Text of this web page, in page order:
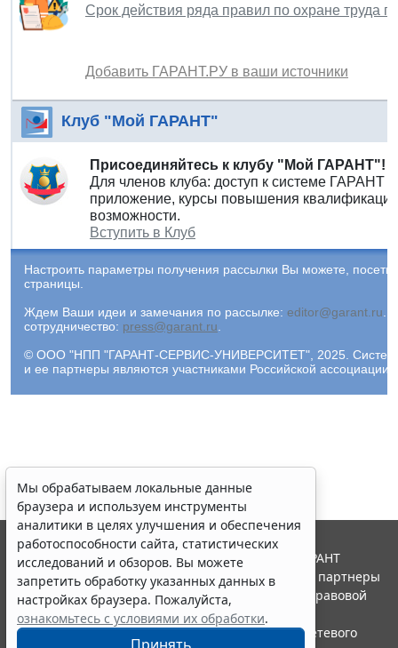
Срок действия ряда правил по охране труда
Добавить ГАРАНТ.РУ в ваши источники
Клуб "Мой ГАРАНТ"
Присоединяйтесь к клубу "Мой ГАРАНТ"!
Для членов клуба: доступ к системе ГАРАНТ
приложение, курсы повышения
возможности.
Вступить в Клуб
Настроить параметры получения рассылки Вы можете,
страницы.
Ждем Ваши идеи и замечания по рассылке: editor@garant.ru
сотрудничество: press@garant.ru
© ООО "НПП "ГАРАНТ-СЕРВИС-УНИВЕРСИТЕТ", 2025. Система
и ее партнеры являются участниками Российской
Мы обрабатываем локальные данные
браузера и используем инструменты
аналитики в целях улучшения и обеспечения
работоспособности сайта, статистических
исследований и обзоров. Вы можете
запретить обработку указанных данных в
настройках браузера. Пожалуйста,
ознакомьтесь с условиями их обработки.
© ООО "НПП "ГАРАНТ-СЕРВИС", 2026. Система ГАРАНТ
выпускается с 1990 года. Компания "Гарант" и ее партнеры
являются участниками Российской ассоциации правовой
информации ГАРАНТ.
Портал ГАРАНТ.РУ зарегистрирован в качестве сетевого